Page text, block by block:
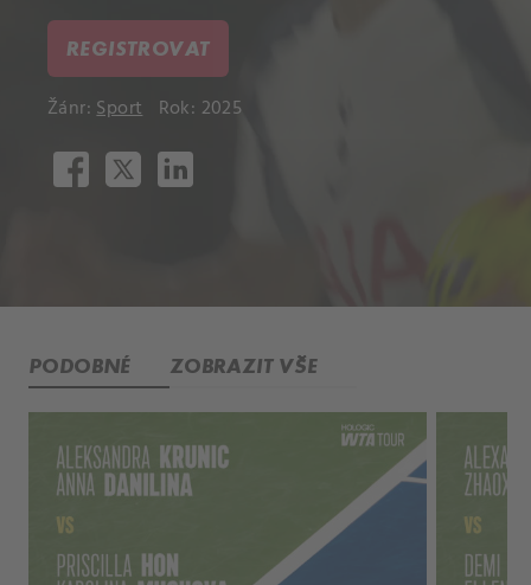
REGISTROVAT
Žánr:Sport Rok: 2025
PODOBNÉ ZOBRAZIT VŠE